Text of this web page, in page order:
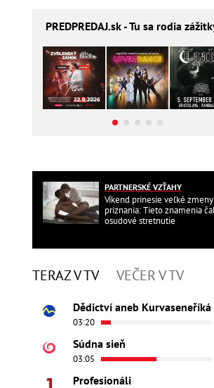
PREDPREDAJ.sk - Tu sa rodia
PARTNERSKÉ VZŤAHY
Víkend prinesie veľké
priznania: Tieto znamenia
osudové stretnutie
TERAZ V TV VEČER V TV
Dědictví aneb Kurvaseneříká
03:20
Súdna sieň
03:05
Profesionáli